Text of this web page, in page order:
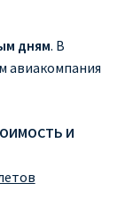
дням. В
авиакомпания
И